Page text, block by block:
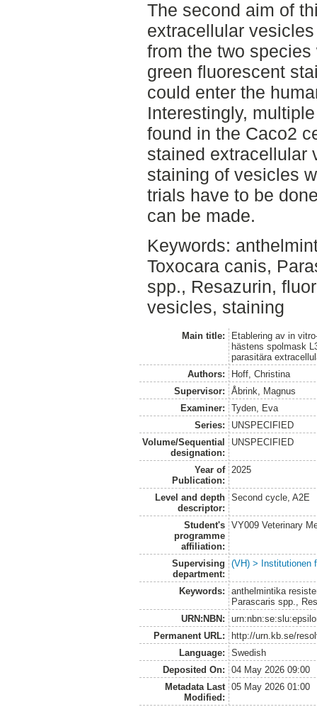
The second aim of
extracellular
from the two
green fluorescent
could enter the
Interestingly,
found in the Caco2
stained extracellular
staining of vesicles
trials have to be
can be made.
Keywords:
Toxocara canis,
spp., Resazurin,
vesicles, staining
Main title:
Etablering av in
hästens spolmask
parasitära
Authors:
Hoff, Christina
Supervisor:
Åbrink, Magnus
Examiner:
Tyden, Eva
Series:
UNSPECIFIED
Volume/Sequential
designation:
UNSPECIFIED
Year of
Publication:
2025
Level and depth
descriptor:
Second cycle, A2E
Student's
programme
affiliation:
VY009 Veterinary
Supervising
department:
(VH) > Institutionen
Keywords:
anthelmintika
Parascaris spp.,
URN:NBN:
Permanent URL:
http://urn.kb.se/
Language:
Swedish
Deposited On:
04 May 2026 09:00
Metadata Last
Modified:
05 May 2026 01:00